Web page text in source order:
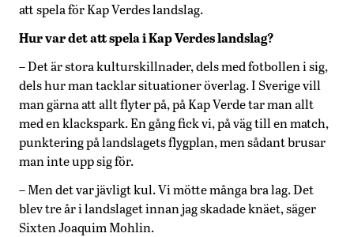
att spela för Kap Verdes landslag.
Hur var det att spela i Kap Verdes landslag?
– Det är stora kulturskillnader, dels med fotbollen i sig,
dels hur man tacklar situationer överlag. I Sverige vill
man gärna att allt flyter på, på Kap Verde tar man allt
med en klackspark. En gång fick vi, på väg till en match,
punktering på landslagets flygplan, men sådant brusar
man inte upp sig för.
– Men det var jävligt kul. Vi mötte många bra lag. Det
blev tre år i landslaget innan jag skadade knäet, säger
Sixten Joaquim Mohlin.